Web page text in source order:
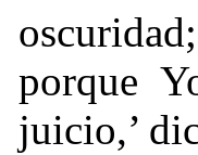
porque
juicio,’